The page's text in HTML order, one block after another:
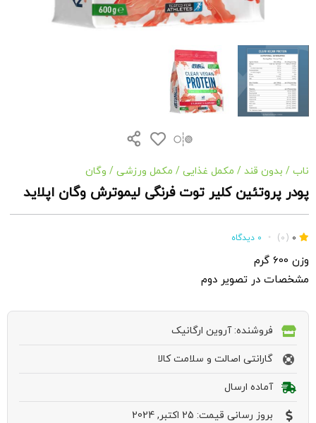
ناب / بدون قند / مکمل غذایی / مکمل ورزشی / وگان
پودر پروتئین کلیر توت فرنگی لیموترش وگان اپلاید
0
(0)
• 0 دیدگاه
وزن 600 گرم
مشخصات در تصویر دوم
فروشنده: آروین ارگانیک
گارانتی اصالت و سلامت کالا
آماده ارسال
بروز رسانی قیمت: 25 اکتبر, 2024